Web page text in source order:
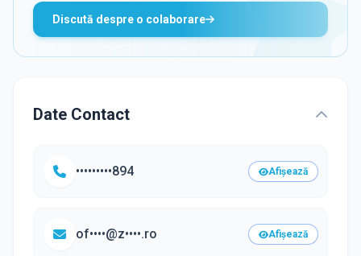
Discută despre o colaborare
Date Contact
•••••••••894 Afișează
of••••@z••••.ro Afișează